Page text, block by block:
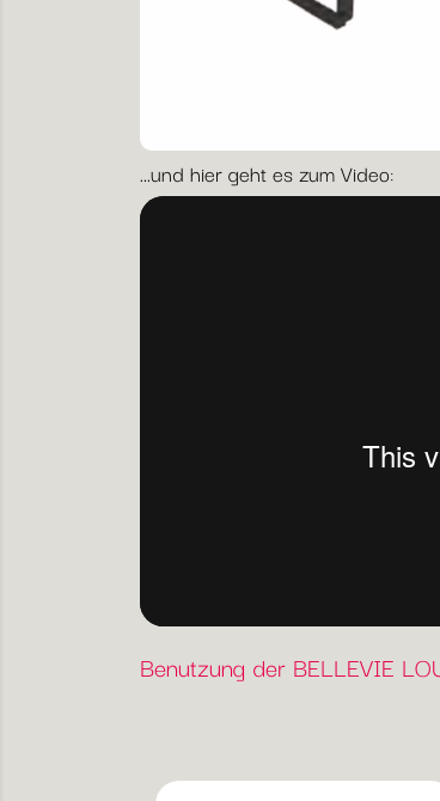
...und hier geht es zum Video:
Benutzung der BELLEVIE